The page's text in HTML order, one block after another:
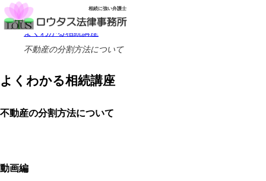
相続に強い弁護士
ホーム
よくわかる相続講座
不動産の分割方法について
よくわかる相続講座
不動産の分割方法について
動画編